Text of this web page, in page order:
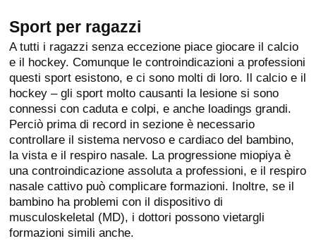
Sport per ragazzi
A tutti i ragazzi senza eccezione piace giocare il calcio
e il hockey. Comunque le controindicazioni a professioni
questi sport esistono, e ci sono molti di loro. Il calcio e il
hockey – gli sport molto causanti la lesione si sono
connessi con caduta e colpi, e anche loadings grandi.
Perciò prima di record in sezione è necessario
controllare il sistema nervoso e cardiaco del bambino,
la vista e il respiro nasale. La progressione miopiya è
una controindicazione assoluta a professioni, e il respiro
nasale cattivo può complicare formazioni. Inoltre, se il
bambino ha problemi con il dispositivo di
musculoskeletal (MD), i dottori possono vietargli
formazioni simili anche.